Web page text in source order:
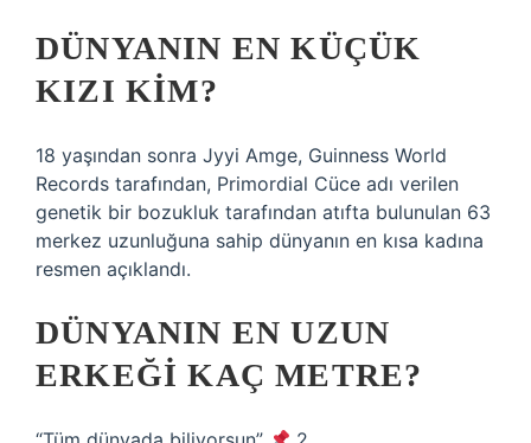
DÜNYANIN EN KÜÇÜK
KIZI KIM?
18 yaşından sonra Jyyi Amge, Guinness World
Records tarafından, Primordial Cüce adı verilen
genetik bir bozukluk tarafından atıfta bulunulan 63
merkez uzunluğuna sahip dünyanın en kısa kadına
resmen açıklandı.
DÜNYANIN EN UZUN
ERKEĞI KAÇ METRE?